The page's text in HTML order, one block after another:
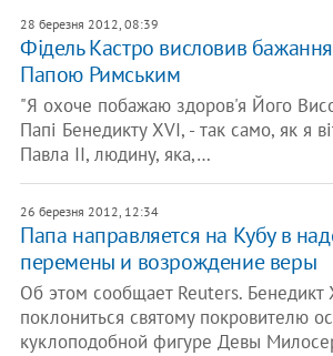
28 березня 2012, 08:39
​Фідель Кастро висловив бажання
Папою Римським
"Я охоче побажаю здоров'я Його
Папі Бенедикту XVI, - так само, як я
Павла II, людину, яка,…
26 березня 2012, 12:34
​Папа направляется на Кубу в
перемены и возрождение веры
Об этом сообщает Reuters. Бенедикт
поклониться святому покровителю
куклоподобной фигуре Девы